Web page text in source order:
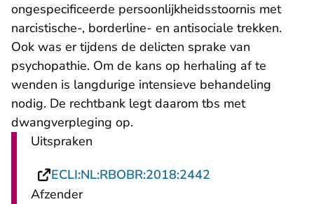
ongespecificeerde persoonlijkheidsstoornis met
narcistische-, borderline- en antisociale trekken.
Ook was er tijdens de delicten sprake van
psychopathie. Om de kans op herhaling af te
wenden is langdurige intensieve behandeling
nodig. De rechtbank legt daarom tbs met
dwangverpleging op.
Uitspraken
ECLI:NL:RBOBR:2018:2442
Afzender